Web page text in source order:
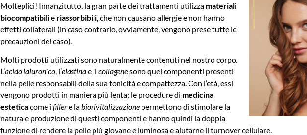
Molteplici! Innanzitutto, la gran parte dei trattamenti utilizza materiali
biocompatibilie riassorbibili , che non causano allergie e non hanno
effetti collaterali (in caso contrario, ovviamente, vengono prese tutte le
precauzioni del caso).
Molti prodotti utilizzati sono naturalmente contenuti nel nostro corpo.
L’acido ialuronico, l’elastinae il collagenesono quei componenti presenti
nella pelle responsabili della sua tonicità e compattezza. Con l’età, essi
vengono prodotti in maniera più lenta: le procedure di medicina
esteticacome i fillere labiorivitalizzazione permettono di stimolare la
naturale produzione di questi componenti e hanno quindi la doppia
funzione di rendere la pelle più giovane e luminosa e aiutarne il turnover cellulare.